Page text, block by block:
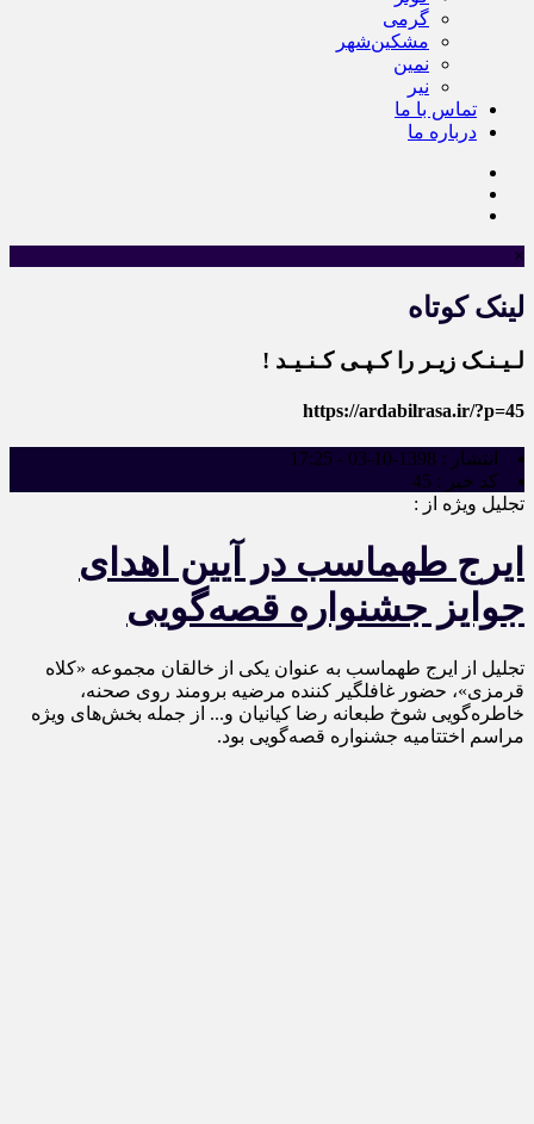
گرمی
مشکین‌شهر
نمین
نیر
تماس با ما
درباره ما
×
لینک کوتاه
لـیـنـک زیـر را کـپـی کـنـیـد !
https://ardabilrasa.ir/?p=45
انتشار : 1398-10-03 - 17:25
کد خبر : 45
تجلیل ویژه از :
ایرج طهماسب در آیین اهدای
جوایز جشنواره قصه‌گویی
تجلیل از ایرج طهماسب به عنوان یکی از خالقان مجموعه «کلاه
قرمزی»، حضور غافلگیر کننده مرضیه برومند روی صحنه،
خاطره‌گویی شوخ طبعانه رضا کیانیان و... از جمله بخش‌های ویژه
مراسم اختتامیه جشنواره قصه‌گویی بود.